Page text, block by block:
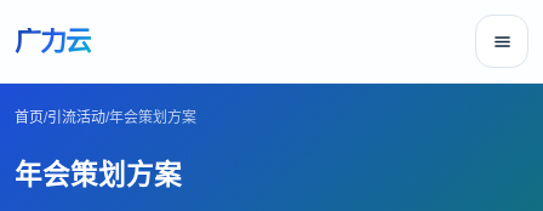
广力云
首页/引流活动/年会策划方案
年会策划方案